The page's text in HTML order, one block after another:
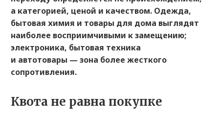
а категорией, ценой и качеством. Одежда,
бытовая химия и товары для дома выглядят
наиболее восприимчивыми к замещению;
электроника, бытовая техника
и автотовары — зона более жесткого
сопротивления.
Квота не равна покупке